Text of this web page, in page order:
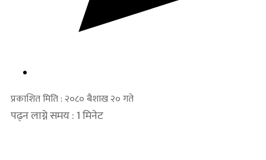
प्रकाशित मिति : २०८० बैशाख २० गते
पढ्न लाग्ने समय : 1 मिनेट